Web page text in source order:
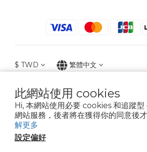
此網站使用 cookies
Hi, 本網站使用必要 cookies 和追蹤
網站服務，後者將在獲得你的同意後
解更多
設定偏好
$ TWD 繁體中文
2021 © iGreenbag | DoaBag | Working Hrs 8:30 -
659-5號3樓 | 02-2903-8800 | 統編 : 28396448 (